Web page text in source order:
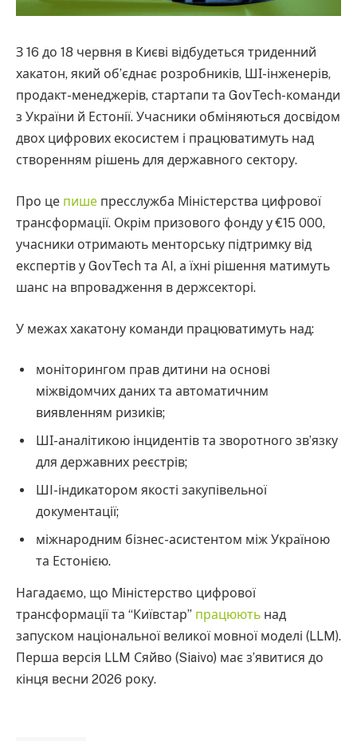
З 16 до 18 червня в Києві відбудеться триденний
хакатон, який об’єднає розробників, ШІ-інженерів,
продакт-менеджерів, стартапи та GovTech-команди
з України й Естонії. Учасники обміняються досвідом
двох цифрових екосистем і працюватимуть над
створенням рішень для державного сектору.
Про це пише пресслужба Міністерства цифрової
трансформації. Окрім призового фонду у €15 000,
учасники отримають менторську підтримку від
експертів у GovTech та AI, а їхні рішення матимуть
шанс на впровадження в держсекторі.
У межах хакатону команди працюватимуть над:
моніторингом прав дитини на основі
міжвідомчих даних та автоматичним
виявленням ризиків;
ШІ-аналітикою інцидентів та зворотного звʼязку
для державних реєстрів;
ШI-індикатором якості закупівельної
документації;
міжнародним бізнес-асистентом між Україною
та Естонією.
Нагадаємо, що Міністерство цифрової
трансформації та “Київстар” працюють над
запуском національної великої мовної моделі (LLM).
Перша версія LLM Сяйво (Siaivo) має з’явитися до
кінця весни 2026 року.